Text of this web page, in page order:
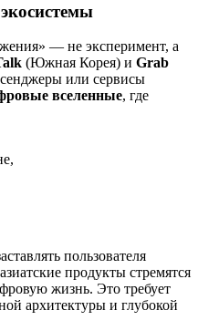
— не эксперимент, а
(Южная Корея) и Grab
или сервисы
вселенные, где
пользователя
продукты стремятся
жизнь. Это требует
архитектуры и глубокой